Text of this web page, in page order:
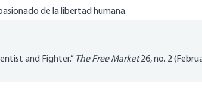
de la libertad humana.
and Fighter.” The Free Market26, no. 2